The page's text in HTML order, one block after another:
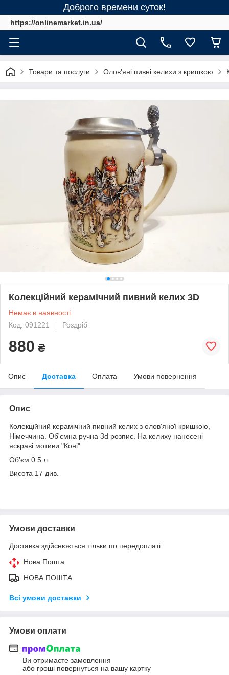
Доброго времени суток!
https://onlinemarket.in.ua/
Товари та послуги Олов'яні пивні келихи з кришкою
Колекційний керамічний пивний келих 3D
Немає в наявності
Код: 091221
Роздріб
880 ₴
Опис Доставка Оплата Умови повернення
Опис
Колекційний керамічний пивний келих з олов'яної кришкою,
Німеччина. Об'ємна ручна 3d розпис. На келиху нанесені
яскраві мотиви "Коні"
Об'єм 0.5 л.
Висота 17 див.
Умови доставки
Доставка здійснюється тільки по передоплаті.
Нова Пошта
НОВА ПОШТА
Всі умови доставки
Умови оплати
Ви отримаєте замовлення
або гроші повернуться на вашу картку